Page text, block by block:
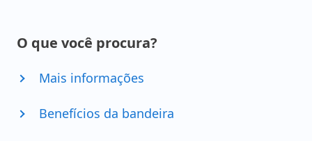
O que você procura?
Mais informações
Benefícios da bandeira